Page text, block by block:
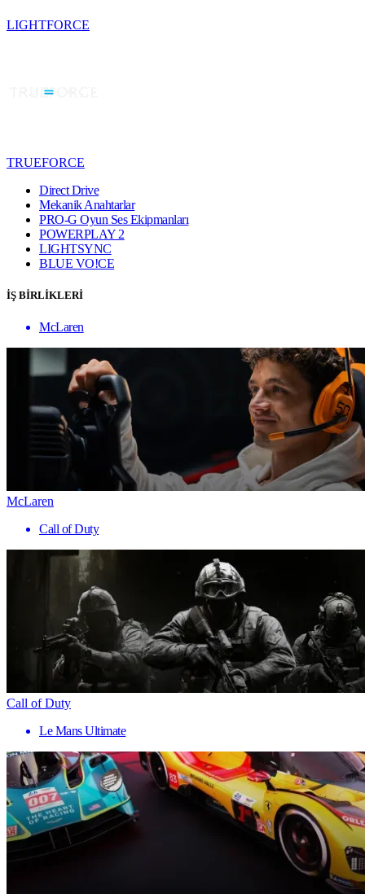
LIGHTFORCE
TRUEFORCE
Direct Drive
Mekanik Anahtarlar
PRO-G Oyun Ses Ekipmanları
POWERPLAY 2
LIGHTSYNC
BLUE VO!CE
İŞ BİRLİKLERİ
McLaren
McLaren
Call of Duty
Call of Duty
Le Mans Ultimate